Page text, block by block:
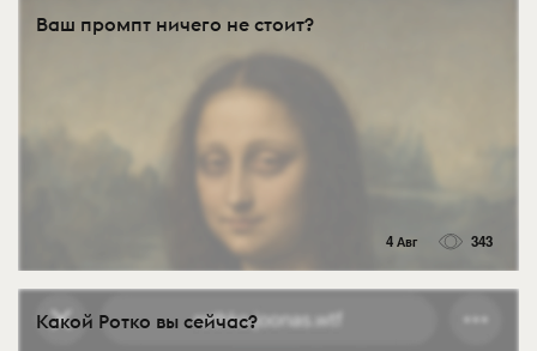
Ваш промпт ничего не стоит?
4 Авг 343
Какой Ротко вы сейчас?